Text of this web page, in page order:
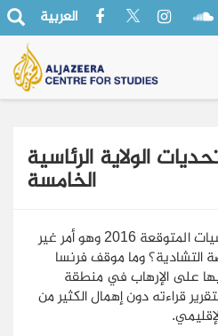
العربية
الولاية الرئاسية
الخامسة
قد يترشح إدريس دبي للرئاسيات المتوقعة 2016 وهو أمر غير
التشادية؟ وما موقف فرنسا
على الإرهاب في منطقة
قراءته دون إهمال الكثير من